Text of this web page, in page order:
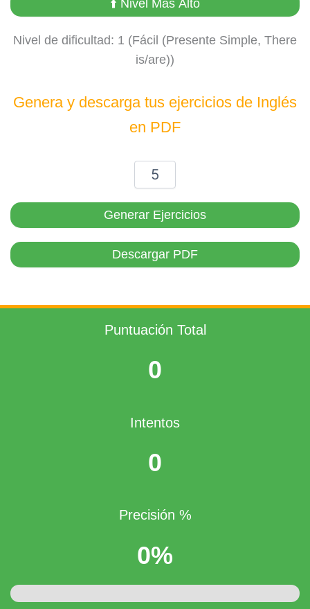
⬆️ Nivel Más Alto
Nivel de dificultad: 1 (Fácil (Presente Simple, There
is/are))
Genera y descarga tus ejercicios de Inglés
en PDF
Generar Ejercicios
Descargar PDF
Puntuación Total
0
Intentos
0
Precisión %
0%